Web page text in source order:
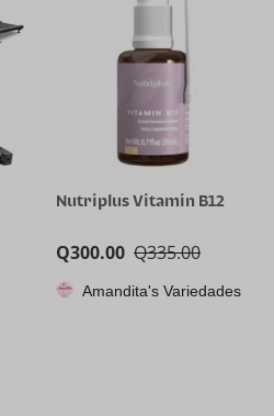
Nutriplus Vitamin B12
Q335.00
Q300.00
Amandita's Variedades